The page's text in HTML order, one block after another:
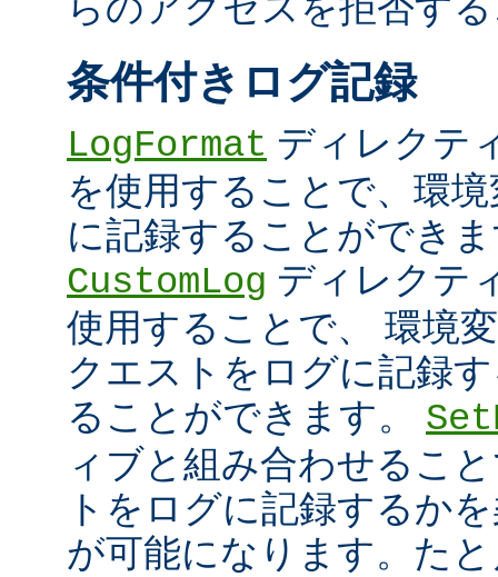
条件付きログ記録
LogFormat ディレクテ
を使用することで、環
に記録することができ
CustomLog ディレクテ
使用することで、 環境
クエストをログに記録
ることができます。
ィブと組み合わせるこ
トをログに記録するか
が可能になります。た